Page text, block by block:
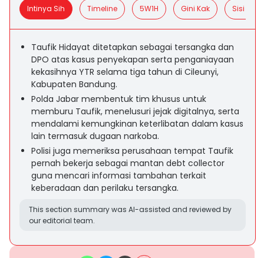
Intinya Sih Timeline 5W1H Gini Kak Sisi
Taufik Hidayat ditetapkan sebagai tersangka dan
DPO atas kasus penyekapan serta penganiayaan
kekasihnya YTR selama tiga tahun di Cileunyi,
Kabupaten Bandung.
Polda Jabar membentuk tim khusus untuk
memburu Taufik, menelusuri jejak digitalnya, serta
mendalami kemungkinan keterlibatan dalam kasus
lain termasuk dugaan narkoba.
Polisi juga memeriksa perusahaan tempat Taufik
pernah bekerja sebagai mantan debt collector
guna mencari informasi tambahan terkait
keberadaan dan perilaku tersangka.
This section summary was AI-assisted and reviewed by
our editorial team.